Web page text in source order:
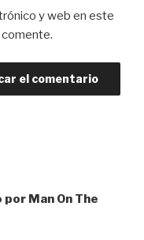
y web en este
comente.
Man On The